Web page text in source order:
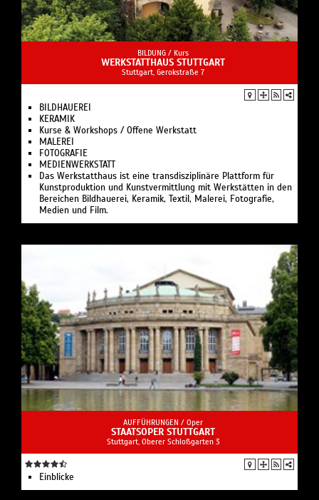
BILDUNG / Kurs
WERKSTATTHAUS STUTTGART
Stuttgart, Gerokstraße 7
BILDHAUEREI
KERAMIK
Kurse & Workshops / Offene Werkstatt
MALEREI
FOTOGRAFIE
MEDIENWERKSTATT
Das Werkstatthaus ist eine transdisziplinäre Plattform für
Kunstproduktion und Kunstvermittlung mit Werkstätten in den
Bereichen Bildhauerei, Keramik, Textil, Malerei, Fotografie,
Medien und Film.
AUFFÜHRUNGEN / Oper
STAATSOPER STUTTGART
Stuttgart, Oberer Schloßgarten 3
Einblicke